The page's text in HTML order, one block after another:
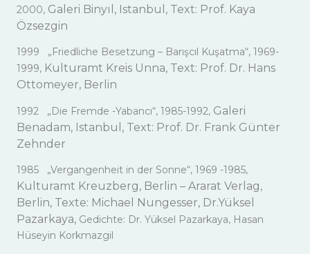
2000, Galeri Binyıl, Istanbul, Text: Prof. Kaya
Özsezgin
1999 „Friedliche Besetzung – Barışcıl Kuşatma“, 1969-
1999, Kulturamt Kreis Unna, Text: Prof. Dr. Hans
Ottomeyer, Berlin
1992 „Die Fremde -Yabancı“, 1985-1992, Galeri
Benadam, Istanbul, Text: Prof. Dr. Frank Günter
Zehnder
1985 „Vergangenheit in der Sonne“, 1969 -1985,
Kulturamt Kreuzberg, Berlin – Ararat Verlag,
Berlin, Texte: Michael Nungesser, Dr.Yüksel
Pazarkaya, Gedichte: Dr. Yüksel Pazarkaya, Hasan
Hüseyin Korkmazgil